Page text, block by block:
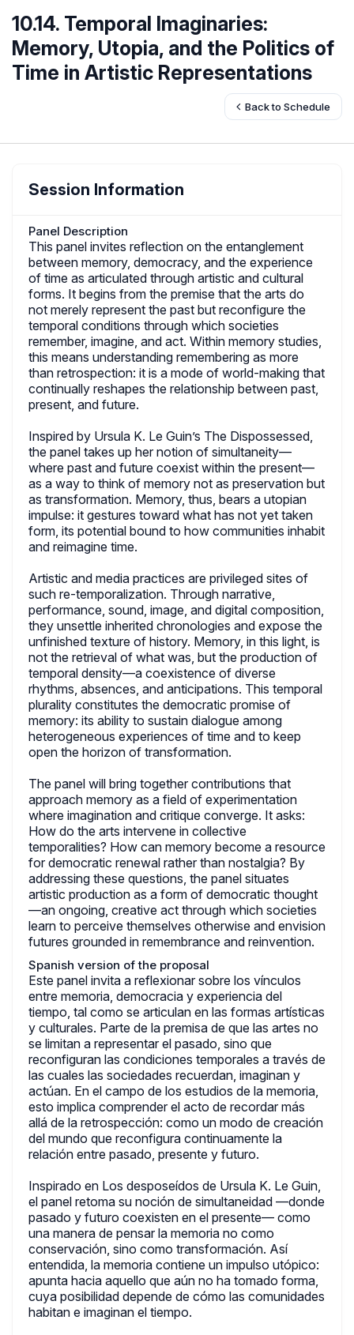
10.14. Temporal Imaginaries:
Memory, Utopia, and the Politics of
Time in Artistic Representations
Back to Schedule
Session Information
Panel Description
This panel invites reflection on the entanglement
between memory, democracy, and the experience
of time as articulated through artistic and cultural
forms. It begins from the premise that the arts do
not merely represent the past but reconfigure the
temporal conditions through which societies
remember, imagine, and act. Within memory studies,
this means understanding remembering as more
than retrospection: it is a mode of world-making that
continually reshapes the relationship between past,
present, and future.
Inspired by Ursula K. Le Guin’s The Dispossessed,
the panel takes up her notion of simultaneity—
where past and future coexist within the present—
as a way to think of memory not as preservation but
as transformation. Memory, thus, bears a utopian
impulse: it gestures toward what has not yet taken
form, its potential bound to how communities inhabit
and reimagine time.
Artistic and media practices are privileged sites of
such re-temporalization. Through narrative,
performance, sound, image, and digital composition,
they unsettle inherited chronologies and expose the
unfinished texture of history. Memory, in this light, is
not the retrieval of what was, but the production of
temporal density—a coexistence of diverse
rhythms, absences, and anticipations. This temporal
plurality constitutes the democratic promise of
memory: its ability to sustain dialogue among
heterogeneous experiences of time and to keep
open the horizon of transformation.
The panel will bring together contributions that
approach memory as a field of experimentation
where imagination and critique converge. It asks:
How do the arts intervene in collective
temporalities? How can memory become a resource
for democratic renewal rather than nostalgia? By
addressing these questions, the panel situates
artistic production as a form of democratic thought
—an ongoing, creative act through which societies
learn to perceive themselves otherwise and envision
futures grounded in remembrance and reinvention.
Spanish version of the proposal
Este panel invita a reflexionar sobre los vínculos
entre memoria, democracia y experiencia del
tiempo, tal como se articulan en las formas artísticas
y culturales. Parte de la premisa de que las artes no
se limitan a representar el pasado, sino que
reconfiguran las condiciones temporales a través de
las cuales las sociedades recuerdan, imaginan y
actúan. En el campo de los estudios de la memoria,
esto implica comprender el acto de recordar más
allá de la retrospección: como un modo de creación
del mundo que reconfigura continuamente la
relación entre pasado, presente y futuro.
Inspirado en Los desposeídos de Ursula K. Le Guin,
el panel retoma su noción de simultaneidad —donde
pasado y futuro coexisten en el presente— como
una manera de pensar la memoria no como
conservación, sino como transformación. Así
entendida, la memoria contiene un impulso utópico:
apunta hacia aquello que aún no ha tomado forma,
cuya posibilidad depende de cómo las comunidades
habitan e imaginan el tiempo.